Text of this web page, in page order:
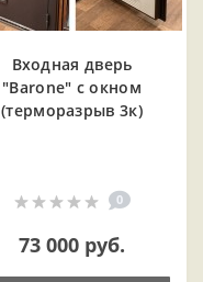
Входная дверь
"Barone" с окном
(терморазрыв 3к)
0
73 000 руб.